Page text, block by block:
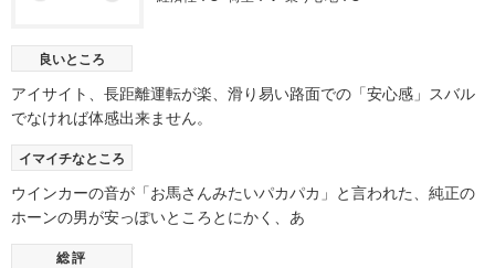
良いところ
アイサイト、長距離運転が楽、滑り易い路面での「安心感」スバル
でなければ体感出来ません。
イマイチなところ
ウインカーの音が「お馬さんみたいパカパカ」と言われた、純正の
ホーンの男が安っぽいところとにかく、あ
総評